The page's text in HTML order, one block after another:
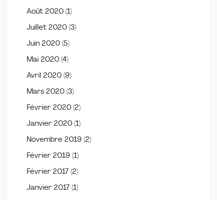
Août 2020 (1)
Juillet 2020 (3)
Juin 2020 (5)
Mai 2020 (4)
Avril 2020 (9)
Mars 2020 (3)
Février 2020 (2)
Janvier 2020 (1)
Novembre 2019 (2)
Février 2019 (1)
Février 2017 (2)
Janvier 2017 (1)